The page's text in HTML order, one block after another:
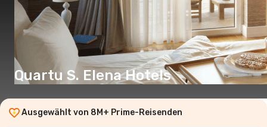
Quartu S. Elena Hotels
Ausgewählt von 8M+ Prime-Reisenden